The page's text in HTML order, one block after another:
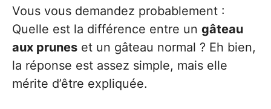
Vous vous demandez probablement :
Quelle est la différence entre un gâteau
aux prunes et un gâteau normal ? Eh bien,
la réponse est assez simple, mais elle
mérite d’être expliquée.